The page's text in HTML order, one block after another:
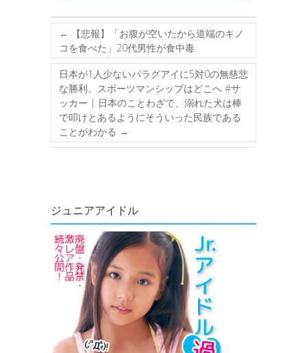
←
【悲報】「お腹が空いたから道端のキノ
コを食べた」20代男性が食中毒
日本が1人少ないパラグアイに5対0の無慈悲
な勝利。スポーツマンシップはどこへ #サ
ッカー | 日本のことわざで、溺れた犬は棒
で叩けとあるようにそういった民族である
ことがわかる →
ジュニアアイドル